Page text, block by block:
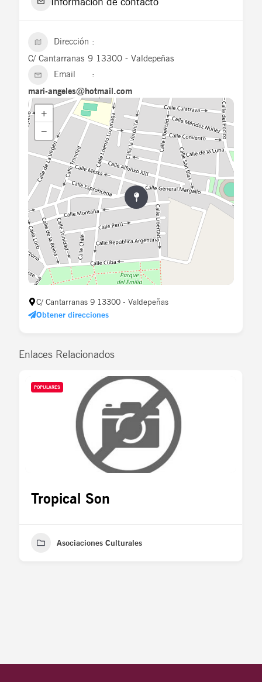
Dirección
C/ Cantarranas 9 13300 - Valdepeñas
Email
mari-angeles@hotmail.com
+
−
C/ Cantarranas 9 13300 - Valdepeñas
Obtener direcciones
Enlaces Relacionados
POPULARES
Tropical Son
Asociaciones Culturales